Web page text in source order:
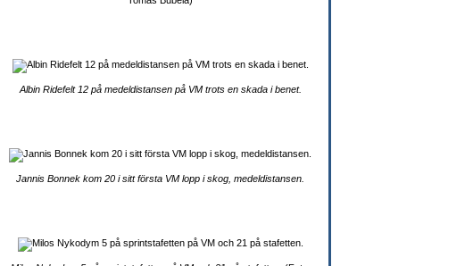
Albin Ridefelt 12 på medeldistansen på VM trots en skada i benet.
Jannis Bonnek kom 20 i sitt första VM lopp i skog, medeldistansen.